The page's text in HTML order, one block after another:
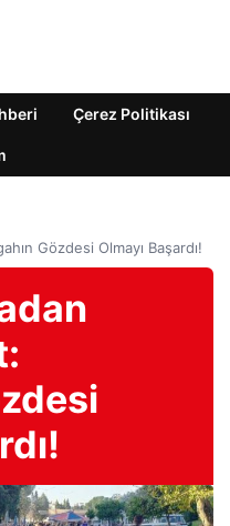
Çerez Politikası
Gözdesi Olmayı Başardı!